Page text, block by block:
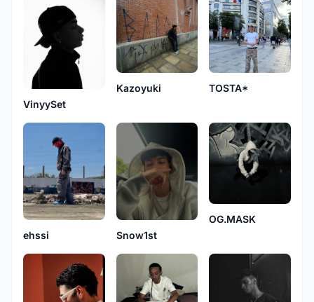
VinyySet
Kazoyuki TOSTA*
ehssi Snow1st
OG.MASK